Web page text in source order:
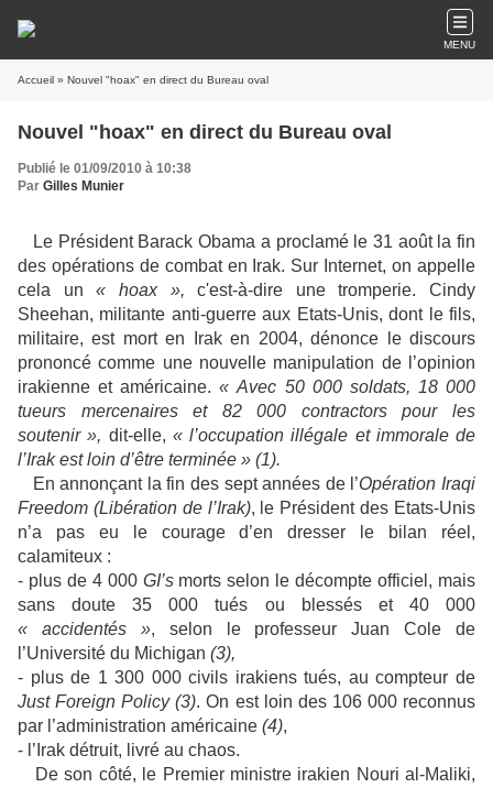
MENU
Accueil » Nouvel "hoax" en direct du Bureau oval
Nouvel "hoax" en direct du Bureau oval
Publié le 01/09/2010 à 10:38
Par Gilles Munier
Le Président Barack Obama a proclamé le 31 août la fin
des opérations de combat en Irak. Sur Internet, on appelle
cela un« hoax », c'est-à-dire une tromperie. Cindy
Sheehan, militante anti-guerre aux Etats-Unis, dont le fils,
militaire, est mort en Irak en 2004, dénonce le discours
prononcé comme une nouvelle manipulation de l’opinion
irakienne et américaine.« Avec 50 000 soldats, 18 000
tueurs mercenaires et 82 000 contractors pour les
soutenir », dit-elle, « l’occupation illégale et immorale de
l’Irak est loin d’être terminée » (1).
En annonçant la fin des sept années de l’Opération Iraqi
Freedom (Libération de l’Irak), le Président des Etats-Unis
n’a pas eu le courage d’en dresser le bilan réel,
calamiteux :
- plus de 4 000 GI’smorts selon le décompte officiel, mais
sans doute 35 000 tués ou blessés et 40 000
« accidentés », selon le professeur Juan Cole de
l’Université du Michigan (3),
- plus de 1 300 000 civils irakiens tués, au compteur de
Just Foreign Policy (3). On est loin des 106 000 reconnus
par l’administration américaine (4),
- l’Irak détruit, livré au chaos.
De son côté, le Premier ministre irakien Nouri al-Maliki,